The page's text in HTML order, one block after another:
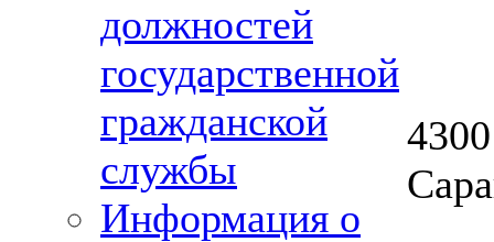
должностей
государственной
гражданской
службы
Информация о